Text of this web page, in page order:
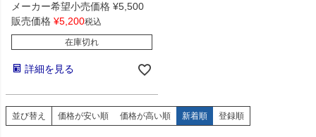
メーカー希望小売価格 ¥5,500
販売価格 ¥5,200税込
在庫切れ
詳細を見る
並び替え 価格が安い順 価格が高い順 新着順 登録順